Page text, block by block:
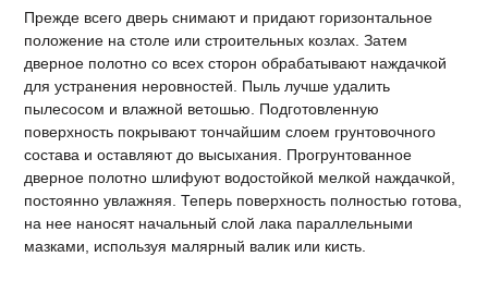
Прежде всего дверь снимают и придают горизонтальное
положение на столе или строительных козлах. Затем
дверное полотно со всех сторон обрабатывают наждачкой
для устранения неровностей. Пыль лучше удалить
пылесосом и влажной ветошью. Подготовленную
поверхность покрывают тончайшим слоем грунтовочного
состава и оставляют до высыхания. Прогрунтованное
дверное полотно шлифуют водостойкой мелкой наждачкой,
постоянно увлажняя. Теперь поверхность полностью готова,
на нее наносят начальный слой лака параллельными
мазками, используя малярный валик или кисть.